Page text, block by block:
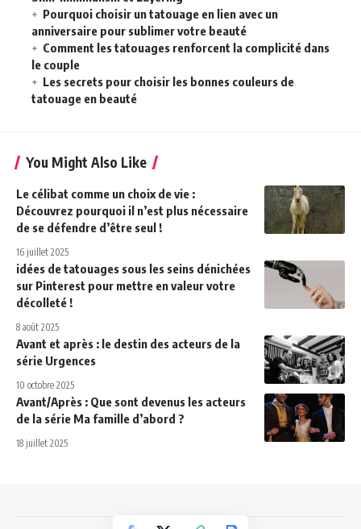
Pourquoi choisir un tatouage en lien avec un
anniversaire pour sublimer votre beauté
Comment les tatouages renforcent la complicité dans
le couple
Les secrets pour choisir les bonnes couleurs de
tatouage en beauté
You Might Also Like
Le célibat comme un choix de vie :
Découvrez pourquoi il n’est plus nécessaire
de se défendre d’être seul !
16 juillet 2025
idées de tatouages sous les seins dénichées
sur Pinterest pour mettre en valeur votre
décolleté !
8 août 2025
Avant et après : le destin des acteurs de la
série Urgences
10 octobre 2025
Avant/Après : Que sont devenus les acteurs
de la série Ma famille d’abord ?
18 juillet 2025